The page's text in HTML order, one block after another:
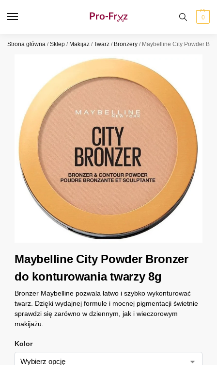
0
Strona główna /Sklep / Makijaż /Twarz / Bronzery / Maybelline City Powder
Maybelline City Powder Bronzer
do konturowania twarzy 8g
Bronzer Maybelline pozwala łatwo i szybko wykonturować
twarz. Dzięki wydajnej formule i mocnej pigmentacji świetnie
sprawdzi się zarówno w dziennym, jak i wieczorowym
makijażu.
Kolor